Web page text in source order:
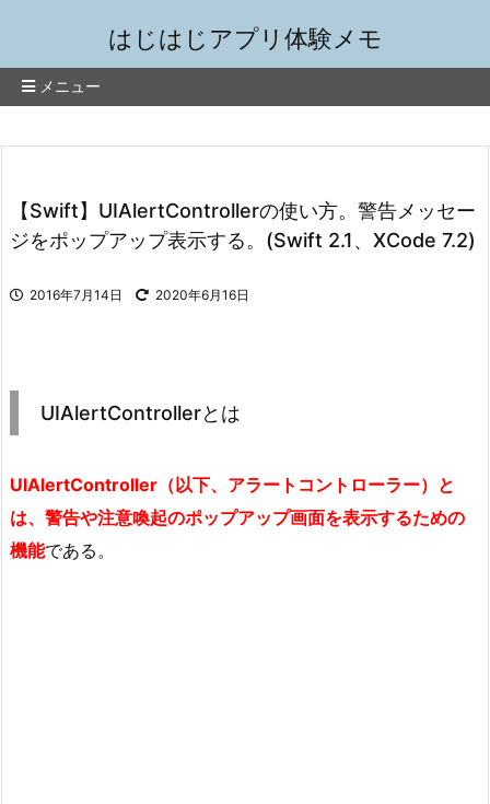
はじはじアプリ体験メモ
メニュー
【Swift】UIAlertControllerの使い方。警告メッセー
ジをポップアップ表示する。(Swift 2.1、XCode 7.2)
2016年7月14日 2020年6月16日
UIAlertControllerとは
UIAlertController（以下、アラートコントローラー）と
は、警告や注意喚起のポップアップ画面を表示するための
機能である。